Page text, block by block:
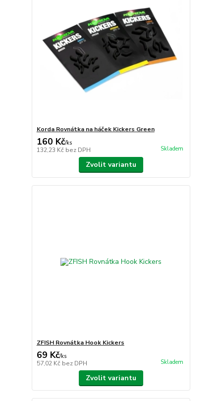
Korda Rovnátka na háček Kickers Green
160 Kč/ks
132,23 Kč bez DPH Skladem
Zvolit variantu
ZFISH Rovnátka Hook Kickers
69 Kč/ks
57,02 Kč bez DPH Skladem
Zvolit variantu